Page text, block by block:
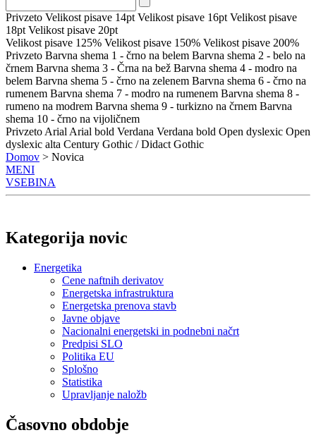
Privzeto Velikost pisave 14pt Velikost pisave 16pt Velikost pisave
18pt Velikost pisave 20pt
Velikost pisave 125% Velikost pisave 150% Velikost pisave 200%
Privzeto Barvna shema 1 - črno na belem Barvna shema 2 - belo na
črnem Barvna shema 3 - Črna na bež Barvna shema 4 - modro na
belem Barvna shema 5 - črno na zelenem Barvna shema 6 - črno na
rumenem Barvna shema 7 - modro na rumenem Barvna shema 8 -
rumeno na modrem Barvna shema 9 - turkizno na črnem Barvna
shema 10 - črno na vijoličnem
Privzeto Arial Arial bold Verdana Verdana bold Open dyslexic Open
dyslexic alta Century Gothic / Didact Gothic
Domov > Novica
MENI
VSEBINA
Kategorija novic
Energetika
Cene naftnih derivatov
Energetska infrastruktura
Energetska prenova stavb
Javne objave
Nacionalni energetski in podnebni načrt
Predpisi SLO
Politika EU
Splošno
Statistika
Upravljanje naložb
Časovno obdobje